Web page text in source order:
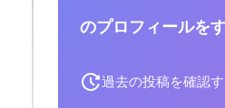
のプロフィールを
過去の投稿を確認す